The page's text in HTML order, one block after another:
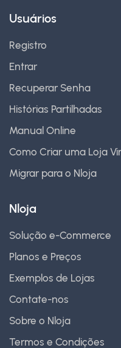
Usuários
Registro
Entrar
Recuperar Senha
Histórias Partilhadas
Manual Online
Como Criar uma Loja
Migrar para o Nloja
Nloja
Solução e-Commerce
Planos e Preços
Exemplos de Lojas
Contate-nos
Sobre o Nloja
Termos e Condições